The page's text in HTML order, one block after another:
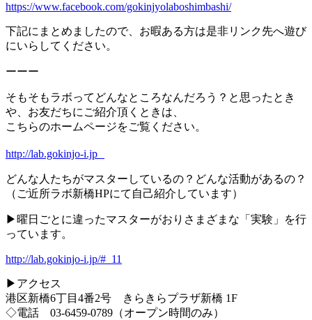
https://www.facebook.com/gokinjyolaboshimbashi/
下記にまとめましたので、お暇ある方は是非リンク先へ遊び
にいらしてください。
ーーー
そもそもラボってどんなところなんだろう？と思ったとき
や、お友だちにご紹介頂くときは、
こちらのホームページをご覧ください。
http://lab.gokinjo-i.jp
どんな人たちがマスターしているの？どんな活動があるの？
（ご近所ラボ新橋HPにて自己紹介しています）
▶︎曜日ごとに違ったマスターがおりさまざまな「実験」を行
っています。
http://lab.gokinjo-i.jp/#_11
▶︎アクセス
港区新橋6丁目4番2号 きらきらプラザ新橋 1F
◇電話 03-6459-0789（オープン時間のみ）